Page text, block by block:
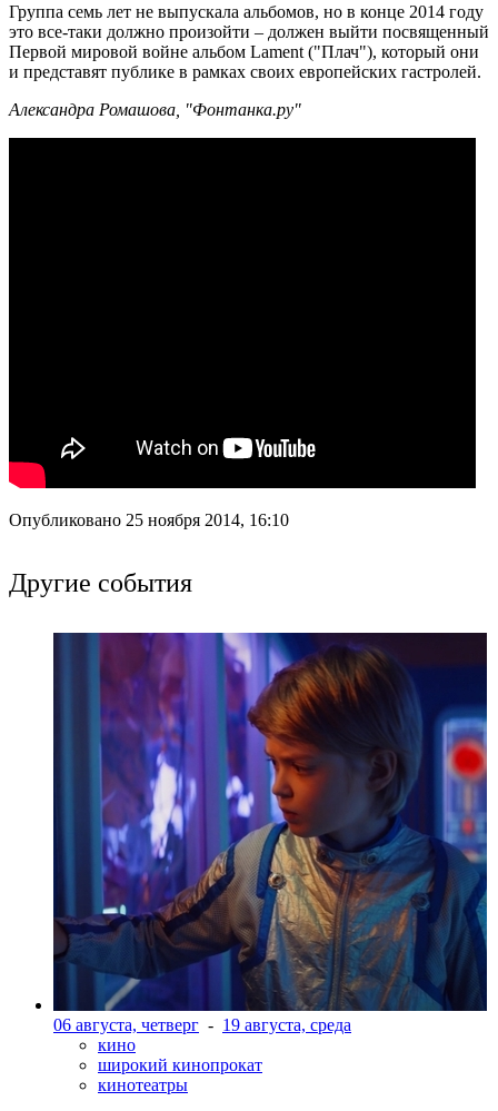
Группа семь лет не выпускала альбомов, но в конце 2014 году
это все-таки должно произойти – должен выйти посвященный
Первой мировой войне альбом Lament ("Плач"), который они
и представят публике в рамках своих европейских гастролей.
Александра Ромашова, "Фонтанка.ру"
Опубликовано 25 ноября 2014, 16:10
Другие события
06 августа, четверг - 19 августа, среда
кино
широкий кинопрокат
кинотеатры